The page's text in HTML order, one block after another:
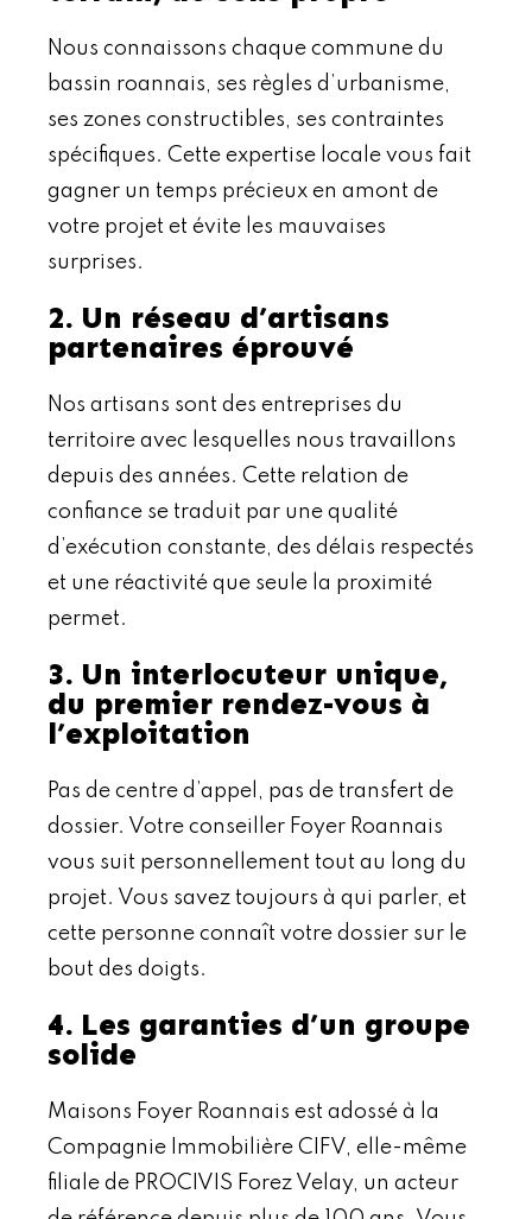
Nous connaissons chaque commune du
bassin roannais, ses règles d’urbanisme,
ses zones constructibles, ses contraintes
spécifiques. Cette expertise locale vous fait
gagner un temps précieux en amont de
votre projet et évite les mauvaises
surprises.
2. Un réseau d’artisans
partenaires éprouvé
Nos artisans sont des entreprises du
territoire avec lesquelles nous travaillons
depuis des années. Cette relation de
confiance se traduit par une qualité
d’exécution constante, des délais respectés
et une réactivité que seule la proximité
permet.
3. Un interlocuteur unique,
du premier rendez-vous à
l’exploitation
Pas de centre d’appel, pas de transfert de
dossier. Votre conseiller Foyer Roannais
vous suit personnellement tout au long du
projet. Vous savez toujours à qui parler, et
cette personne connaît votre dossier sur le
bout des doigts.
4. Les garanties d’un groupe
solide
Maisons Foyer Roannais est adossé à la
Compagnie Immobilière CIFV, elle-même
filiale de PROCIVIS Forez Velay, un acteur